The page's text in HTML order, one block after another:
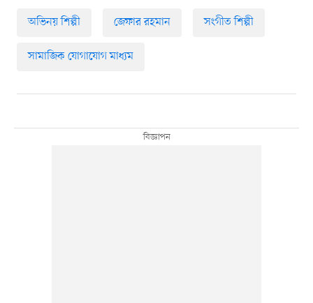
অভিনয় শিল্পী জেফার রহমান সংগীত শিল্পী
সামাজিক যোগাযোগ মাধ্যম